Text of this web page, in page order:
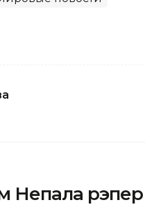
Непала рэпер